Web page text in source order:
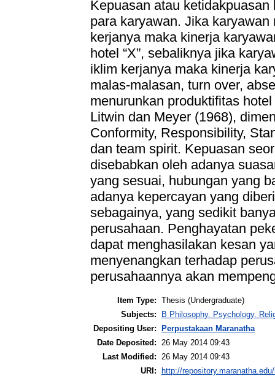
Kepuasan atau
para karyawan. Jika
kerjanya maka kinerja
hotel “X”, sebaliknya jika
iklim kerjanya maka kinerja
malas-malasan, turn over,
menurunkan produktifitas
Litwin dan Meyer (1968),
Conformity, Responsibility,
dan team spirit. Kepuasan
disebabkan oleh adanya
yang sesuai, hubungan yang
adanya kepercayan yang
sebagainya, yang sedikit
perusahaan. Penghayatan
dapat menghasilakan kesan
menyenangkan terhadap
perusahaannya akan
Item Type: Thesis (Undergraduate)
Subjects:
B Philosophy. Psychology.
Depositing User:
Perpustakaan Maranatha
Date Deposited:
26 May 2014 09:43
Last Modified:
26 May 2014 09:43
URI:
http://